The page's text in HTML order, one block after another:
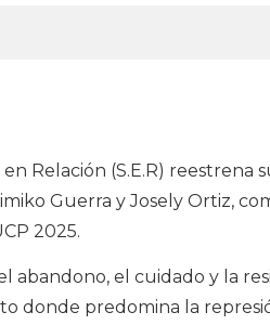
Relación (S.E.R) reestrena
Guerra y Josely Ortiz,
2025.
abandono, el cuidado y la
donde predomina la